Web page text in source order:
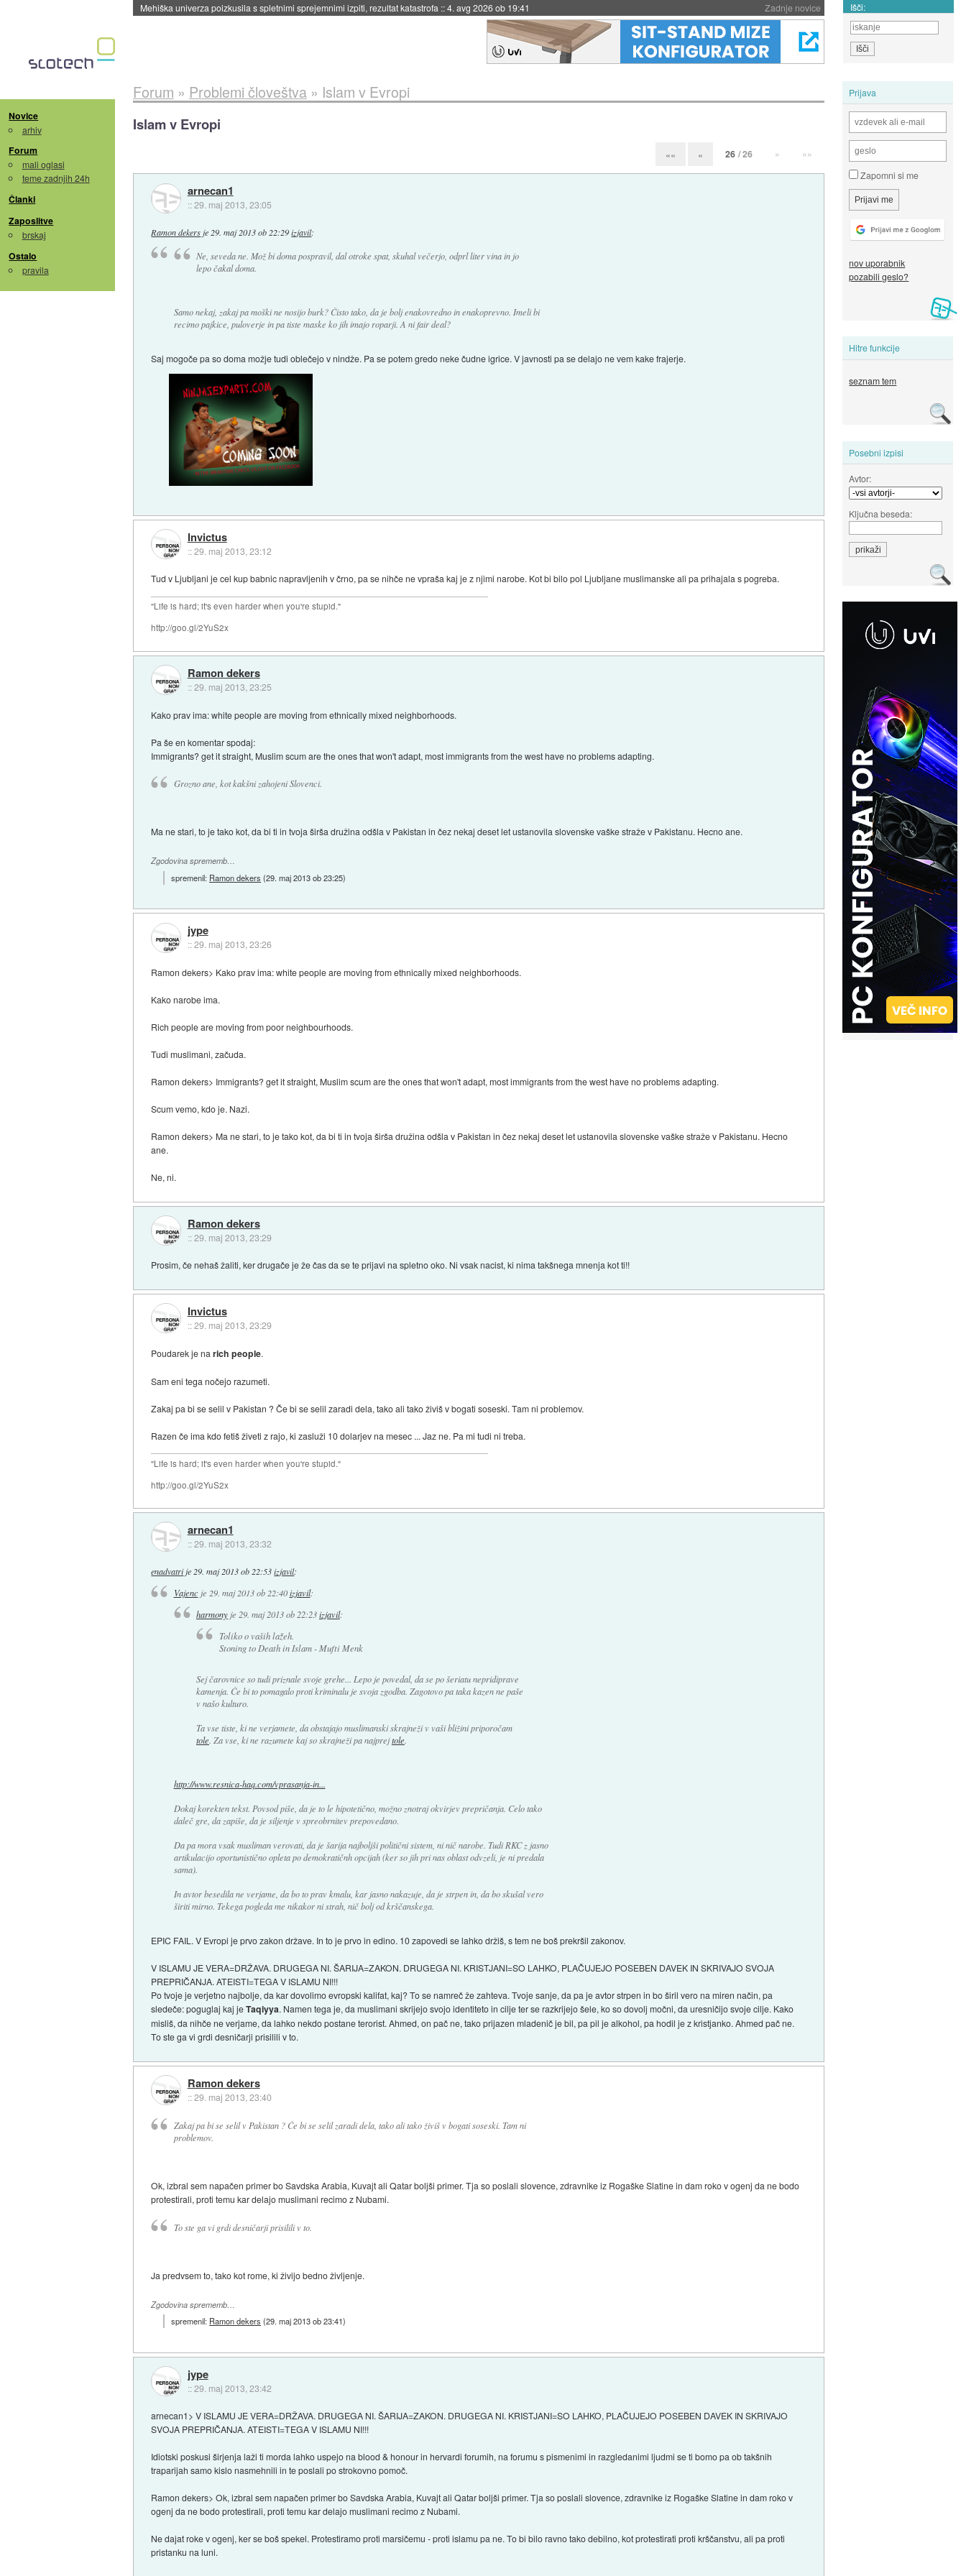
Zadnje novice
Evropska vesoljska agencija razvija svojo raketo za večkratno uporabo::4. avg 2026 ob 19:41 Išči:
Novice
arhiv
Forum
mali oglasi
teme zadnjih 24h
Članki
Zaposlitve
brskaj
Ostalo
pravila
Prijava
Zapomni si me
nov uporabnik
pozabili geslo?
Hitre funkcije
seznam tem
Posebni izpisi
Avtor:
Ključna beseda:
Forum » Problemi človeštva» Islam v Evropi
Islam v Evropi
«« « 26 / 26 » »»
arnecan1
::29. maj 2013, 23:05
Ramon dekers je 29. maj 2013 ob 22:29 izjavil:
Ne, seveda ne. Mož bi doma pospravil, dal otroke spat, skuhal večerjo, odprl liter vina in jo
lepo čakal doma.
Samo nekaj, zakaj pa moški ne nosijo burk? Čisto tako, da je bolj enakovredno in enakoprevno. Imeli bi
recimo pajkice, puloverje in pa tiste maske ko jih imajo roparji. A ni fair deal?
Saj mogoče pa so doma možje tudi oblečejo v nindže. Pa se potem gredo neke čudne igrice. V javnosti pa se delajo ne vem kake frajerje.
Invictus
::29. maj 2013, 23:12
Tud v Ljubljani je cel kup babnic napravljenih v črno, pa se nihče ne vpraša kaj je z njimi narobe. Kot bi bilo pol Ljubljane muslimanske ali pa prihajala s pogreba.
"Life is hard; it's even harder when you're stupid."
http://goo.gl/2YuS2x
Ramon dekers
::29. maj 2013, 23:25
Kako prav ima: white people are moving from ethnically mixed neighborhoods.
Pa še en komentar spodaj:
Immigrants? get it straight, Muslim scum are the ones that won't adapt, most immigrants from the west have no problems adapting.
Grozno ane, kot kakšni zahojeni Slovenci.
Ma ne stari, to je tako kot, da bi ti in tvoja širša družina odšla v Pakistan in čez nekaj deset let ustanovila slovenske vaške straže v Pakistanu. Hecno ane.
Zgodovina sprememb…
spremenil: Ramon dekers (29. maj 2013 ob 23:25)
jype
::29. maj 2013, 23:26
Ramon dekers> Kako prav ima: white people are moving from ethnically mixed neighborhoods.
Kako narobe ima.
Rich people are moving from poor neighbourhoods.
Tudi muslimani, začuda.
Ramon dekers> Immigrants? get it straight, Muslim scum are the ones that won't adapt, most immigrants from the west have no problems adapting.
Scum vemo, kdo je. Nazi.
Ramon dekers> Ma ne stari, to je tako kot, da bi ti in tvoja širša družina odšla v Pakistan in čez nekaj deset let ustanovila slovenske vaške straže v Pakistanu. Hecno
ane.
Ne, ni.
Ramon dekers
::29. maj 2013, 23:29
Prosim, če nehaš žaliti, ker drugače je že čas da se te prijavi na spletno oko. Ni vsak nacist, ki nima takšnega mnenja kot ti!!
Invictus
::29. maj 2013, 23:29
Poudarek je narich people.
Sam eni tega nočejo razumeti.
Zakaj pa bi se selil v Pakistan ? Če bi se selil zaradi dela, tako ali tako živiš v bogati soseski. Tam ni problemov.
Razen če ima kdo fetiš živeti z rajo, ki zasluži 10 dolarjev na mesec ... Jaz ne. Pa mi tudi ni treba.
"Life is hard; it's even harder when you're stupid."
http://goo.gl/2YuS2x
arnecan1
::29. maj 2013, 23:32
enadvatrije 29. maj 2013 ob 22:53 izjavil:
Vajenc je 29. maj 2013 ob 22:40 izjavil:
harmonyje 29. maj 2013 ob 22:23izjavil:
Toliko o vaših lažeh.
Stoning to Death in Islam - Mufti Menk
Sej čarovnice so tudi priznale svoje grehe... Lepo je povedal, da se po šeriatu nepridiprave
kamenja. Če bi to pomagalo proti kriminalu je svoja zgodba. Zagotovo pa taka kazen ne paše
v našo kulturo.
Ta vse tiste, ki ne verjamete, da obstajajo muslimanski skrajneži v vaši bližini priporočam
tole. Za vse, ki ne razumete kaj so skrajneži pa najprejtole.
http://www.resnica-haq.com/vprasanja-in...
Dokaj korekten tekst. Povsod piše, da je to le hipotetično, možno znotraj okvirjev prepričanja. Celo tako
daleč gre, da zapiše, da je siljenje v spreobrnitev prepovedano.
Da pa mora vsak musliman verovati, da je šarija najboljši politični sistem, ni nič narobe. Tudi RKC z jasno
artikulacijo oportunistično opleta po demokratičnh opcijah (ker so jih pri nas oblast odvzeli, je ni predala
sama).
In avtor besedila ne verjame, da bo to prav kmalu, kar jasno nakazuje, da je strpen in, da bo skušal vero
širiti mirno. Tekega pogleda me nikakor ni strah, nič bolj od krščanskega.
EPIC FAIL. V Evropi je prvo zakon države. In to je prvo in edino. 10 zapovedi se lahko držiš, s tem ne boš prekršil zakonov.
V ISLAMU JE VERA=DRŽAVA. DRUGEGA NI. ŠARIJA=ZAKON. DRUGEGA NI. KRISTJANI=SO LAHKO, PLAČUJEJO POSEBEN DAVEK IN SKRIVAJO SVOJA
PREPRIČANJA. ATEISTI=TEGA V ISLAMU NI!!!
Po tvoje je verjetno najbolje, da kar dovolimo evropski kalifat, kaj? To se namreč že zahteva. Tvoje sanje, da pa je avtor strpen in bo širil vero na miren način, pa
sledeče: poguglaj kaj jeTaqiyya. Namen tega je, da muslimani skrijejo svojo identiteto in cilje ter se razkrijejo šele, ko so dovolj močni, da uresničijo svoje cilje. Kako
misliš, da nihče ne verjame, da lahko nekdo postane terorist. Ahmed, on pač ne, tako prijazen mladenič je bil, pa pil je alkohol, pa hodil je z kristjanko. Ahmed pač ne.
To ste ga vi grdi desničarji prisilili v to.
Ramon dekers
::29. maj 2013, 23:40
Zakaj pa bi se selil v Pakistan ? Če bi se selil zaradi dela, tako ali tako živiš v bogati soseski. Tam ni
problemov.
Ok, izbral sem napačen primer bo Savdska Arabia, Kuvajt ali Qatar boljši primer. Tja so poslali slovence, zdravnike iz Rogaške Slatine in dam roko v ogenj da ne bodo
protestirali, proti temu kar delajo muslimani recimo z Nubami.
To ste ga vi grdi desničarji prisilili v to.
Ja predvsem to, tako kot rome, ki živijo bedno življenje.
Zgodovina sprememb…
spremenil: Ramon dekers (29. maj 2013 ob 23:41)
jype
::29. maj 2013, 23:42
arnecan1> V ISLAMU JE VERA=DRŽAVA. DRUGEGA NI. ŠARIJA=ZAKON. DRUGEGA NI. KRISTJANI=SO LAHKO, PLAČUJEJO POSEBEN DAVEK IN SKRIVAJO
SVOJA PREPRIČANJA. ATEISTI=TEGA V ISLAMU NI!!!
Idiotski poskusi širjenja laži ti morda lahko uspejo na blood & honour in hervardi forumih, na forumu s pismenimi in razgledanimi ljudmi se ti bomo pa ob takšnih
traparijah samo kislo nasmehnili in te poslali po strokovno pomoč.
Ramon dekers> Ok, izbral sem napačen primer bo Savdska Arabia, Kuvajt ali Qatar boljši primer. Tja so poslali slovence, zdravnike iz Rogaške Slatine in dam roko v
ogenj da ne bodo protestirali, proti temu kar delajo muslimani recimo z Nubami.
Ne dajat roke v ogenj, ker se boš spekel. Protestiramo proti marsičemu - proti islamu pa ne. To bi bilo ravno tako debilno, kot protestirati proti krščanstvu, ali pa proti
pristanku na luni.